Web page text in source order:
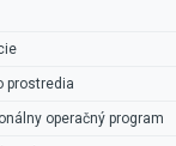
prostredia
operačný program